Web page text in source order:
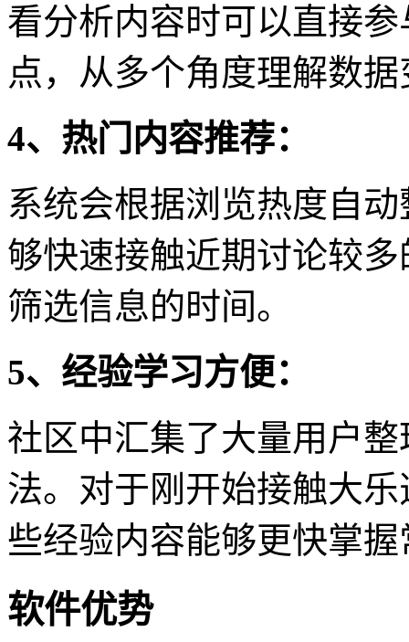
看分析内容时可以直接
点，从多个角度理解数
4、热门内容推荐：
系统会根据浏览热度自
够快速接触近期讨论较
筛选信息的时间。
5、经验学习方便：
社区中汇集了大量用户
法。对于刚开始接触大
些经验内容能够更快掌
软件优势